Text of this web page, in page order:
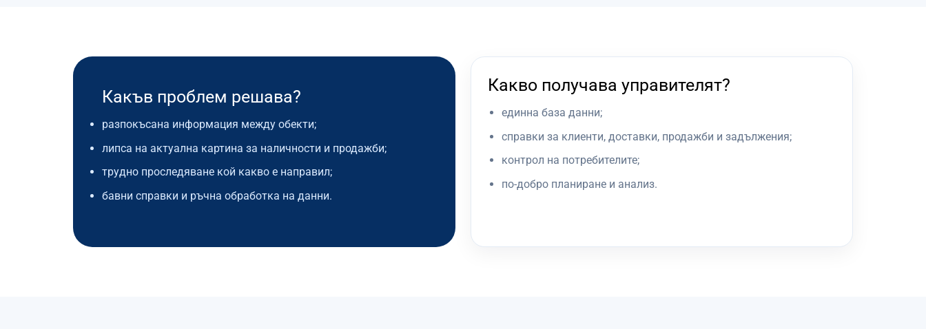
Какъв проблем решава?
разпокъсана информация между обекти;
липса на актуална картина за наличности и продажби;
трудно проследяване кой какво е направил;
бавни справки и ръчна обработка на данни.
Какво получава управителят?
единна база данни;
справки за клиенти, доставки, продажби и задължения;
контрол на потребителите;
по-добро планиране и анализ.